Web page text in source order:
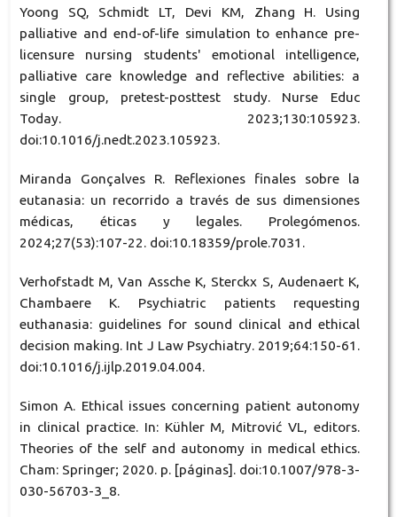
Yoong SQ, Schmidt LT, Devi KM, Zhang H. Using
palliative and end-of-life simulation to enhance pre-
licensure nursing students' emotional intelligence,
palliative care knowledge and reflective abilities: a
single group, pretest-posttest study. Nurse Educ
Today. 2023;130:105923.
doi:10.1016/j.nedt.2023.105923.
Miranda Gonçalves R. Reflexiones finales sobre la
eutanasia: un recorrido a través de sus dimensiones
médicas, éticas y legales. Prolegómenos.
2024;27(53):107-22. doi:10.18359/prole.7031.
Verhofstadt M, Van Assche K, Sterckx S, Audenaert K,
Chambaere K. Psychiatric patients requesting
euthanasia: guidelines for sound clinical and ethical
decision making. Int J Law Psychiatry. 2019;64:150-61.
doi:10.1016/j.ijlp.2019.04.004.
Simon A. Ethical issues concerning patient autonomy
in clinical practice. In: Kühler M, Mitrović VL, editors.
Theories of the self and autonomy in medical ethics.
Cham: Springer; 2020. p. [páginas]. doi:10.1007/978-3-
030-56703-3_8.